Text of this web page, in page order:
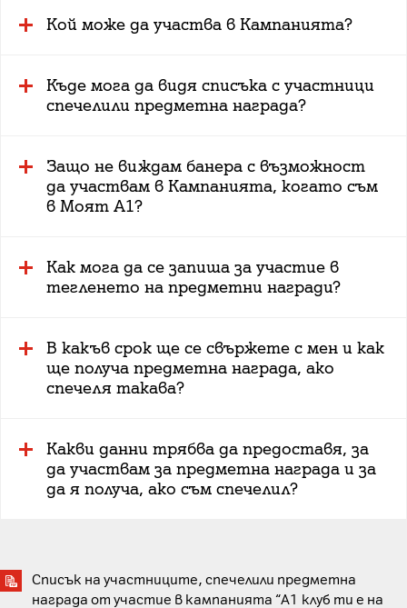
Кой може да участва в Кампанията?
Къде мога да видя списъка с участници
спечелили предметна награда?
Защо не виждам банера с възможност
да участвам в Кампанията, когато съм
в Моят А1?
Как мога да се запиша за участие в
тегленето на предметни награди?
В какъв срок ще се свържете с мен и как
ще получа предметна награда, ако
спечеля такава?
Какви данни трябва да предоставя, за
да участвам за предметна награда и за
да я получа, ако съм спечелил?
Списък на участниците, спечелили предметна
награда от участие в кампанията “А1 клуб ти е на